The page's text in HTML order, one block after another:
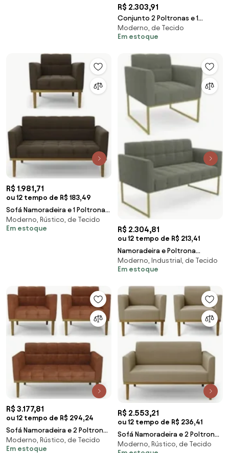
R$ 2.303,91
Conjunto 2 Poltronas e 1
Namoradeira Decorativa
Isabella Pés Fixo em Madeira
Moderno, de Tecido
Em estoque
R$ 1.981,71
ou 12 tempo de R$ 183,49
Sofá Namoradeira e 1 Poltrona
Base Madeira Castanho Ana
Suede Marrom -
Moderno, Rústico, de Tecido
Em estoque
R$ 2.304,81
ou 12 tempo de R$ 213,41
Namoradeira e Poltrona
Industrial Dourado Ana Bouclé
Menta - Ibiza
Moderno, Industrial, de Tecido
Em estoque
R$ 3.177,81
ou 12 tempo de R$ 294,24
Sofá Namoradeira e 2 Poltronas
Base Madeira Castanho Ana
Sintético PU
Moderno, Rústico, de Tecido
Em estoque
R$ 2.553,21
ou 12 tempo de R$ 236,41
Sofá Namoradeira e 2 Poltronas
Base Madeira Castanho
Moderno, Rústico, de Tecido